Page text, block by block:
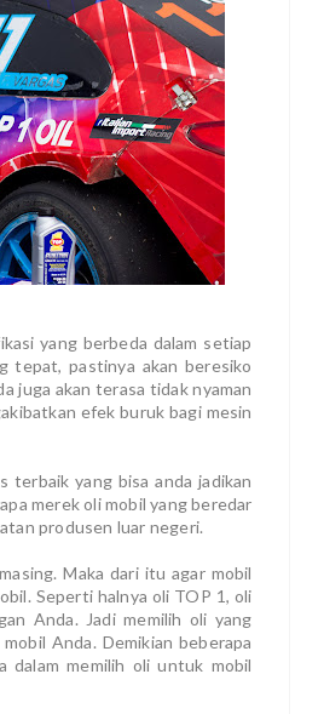
yang berbeda dalam setiap
tepat, pastinya akan beresiko
juga akan terasa tidak nyaman
efek buruk bagi mesin
terbaik yang bisa anda jadikan
merek oli mobil yang beredar
produsen luar negeri.
Maka dari itu agar mobil
Seperti halnya oli TOP 1, oli
Anda. Jadi memilih oli yang
Anda. Demikian beberapa
dalam memilih oli untuk mobil